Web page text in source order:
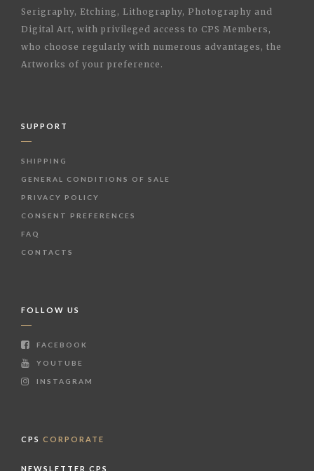
Serigraphy, Etching, Lithography, Photography and
Digital Art, with privileged access to CPS Members,
who choose regularly with numerous advantages, the
Artworks of your preference.
SUPPORT
SHIPPING
GENERAL CONDITIONS OF SALE
PRIVACY POLICY
CONSENT PREFERENCES
FAQ
CONTACTS
FOLLOW US
FACEBOOK
YOUTUBE
INSTAGRAM
CPS CORPORATE
NEWSLETTER CPS